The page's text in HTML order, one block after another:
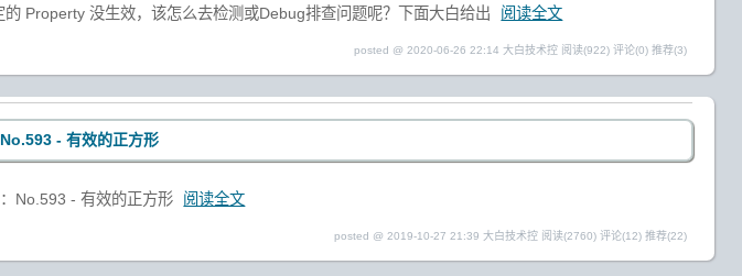
Property 没生效，该怎么去检测或Debug排查问题呢？下面大白给出
阅读全文
posted @ 2020-06-26 22:14 大白技术控 阅读(922) 评论(0) 推荐(3)
- 有效的正方形
No.593 - 有效的正方形 阅读全文
posted @ 2019-10-27 21:39 大白技术控 阅读(2760) 评论(12) 推荐(22)